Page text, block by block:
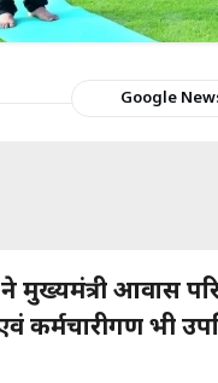
Google
ने मुख्यमंत्री आवास
कर्मचारीगण भी